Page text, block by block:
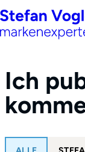
Ich